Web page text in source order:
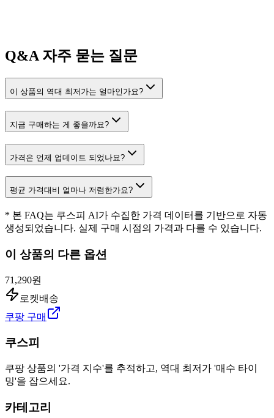
Q&A자주 묻는 질문
이 상품의 역대 최저가는 얼마인가요?
지금 구매하는 게 좋을까요?
가격은 언제 업데이트 되었나요?
평균 가격대비 얼마나 저렴한가요?
* 본 FAQ는 쿠스피 AI가 수집한 가격 데이터를 기반으로 자동
생성되었습니다. 실제 구매 시점의 가격과 다를 수 있습니다.
이 상품의 다른 옵션
71,290원
로켓배송
쿠팡 구매
쿠스피
쿠팡 상품의 '가격 지수'를 추적하고, 역대 최저가 '매수 타이
밍'을 잡으세요.
카테고리